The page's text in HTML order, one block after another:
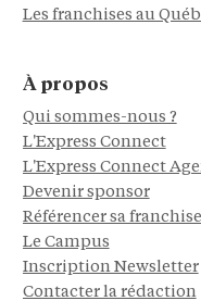
Les franchises au
À propos
Qui sommes-nous ?
L'Express Connect
L'Express Connect
Devenir sponsor
Référencer sa franchise
Le Campus
Inscription Newsletter
Contacter la rédaction